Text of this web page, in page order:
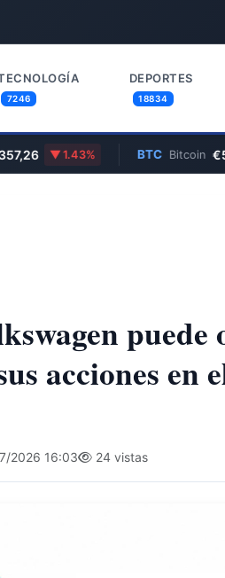
7246
DEPORTES
18834
1.43% Bitcoin
puede
acciones en
2026 16:03 24 vistas